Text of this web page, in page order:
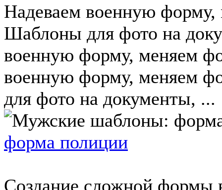
Надеваем военную
Шаблоны для фото на
военную форму, меняем
военную форму, меняем
для фото на документы, ...
форма полиции
Создание сложной формы